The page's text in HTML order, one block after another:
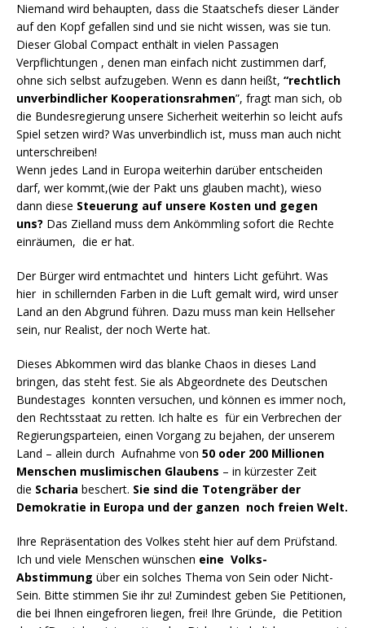
Niemand wird behaupten, dass die Staatschefs dieser Länder
auf den Kopf gefallen sind und sie nicht wissen, was sie tun.
Dieser Global Compact enthält in vielen Passagen
Verpflichtungen , denen man einfach nicht zustimmen darf,
ohne sich selbst aufzugeben. Wenn es dann heißt, “rechtlich
unverbindlicher Kooperationsrahmen”, fragt man sich, ob
die Bundesregierung unsere Sicherheit weiterhin so leicht aufs
Spiel setzen wird? Was unverbindlich ist, muss man auch nicht
unterschreiben!
Wenn jedes Land in Europa weiterhin darüber entscheiden
darf, wer kommt,(wie der Pakt uns glauben macht), wieso
dann diese Steuerung auf unsere Kosten und gegen
uns? Das Zielland muss dem Ankömmling sofort die Rechte
einräumen, die er hat.
Der Bürger wird entmachtet und hinters Licht geführt. Was
hier in schillernden Farben in die Luft gemalt wird, wird unser
Land an den Abgrund führen. Dazu muss man kein Hellseher
sein, nur Realist, der noch Werte hat.
Dieses Abkommen wird das blanke Chaos in dieses Land
bringen, das steht fest. Sie als Abgeordnete des Deutschen
Bundestages konnten versuchen, und können es immer noch,
den Rechtsstaat zu retten. Ich halte es für ein Verbrechen der
Regierungsparteien, einen Vorgang zu bejahen, der unserem
Land – allein durch Aufnahme von 50 oder 200 Millionen
Menschen muslimischen Glaubens – in kürzester Zeit
die Scharia beschert. Sie sind die Totengräber der
Demokratie in Europa und der ganzen noch freien Welt.
Ihre Repräsentation des Volkes steht hier auf dem Prüfstand.
Ich und viele Menschen wünschen eine Volks-
Abstimmung über ein solches Thema von Sein oder Nicht-
Sein. Bitte stimmen Sie ihr zu! Zumindest geben Sie Petitionen,
die bei Ihnen eingefroren liegen, frei! Ihre Gründe, die Petition